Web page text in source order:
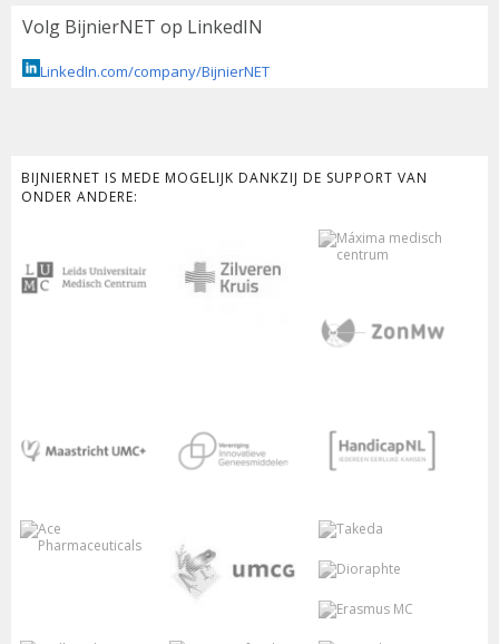
Volg BijnierNET op LinkedIN
LinkedIn.com/company/BijnierNET
BIJNIERNET IS MEDE MOGELIJK DANKZIJ DE SUPPORT VAN
ONDER ANDERE: